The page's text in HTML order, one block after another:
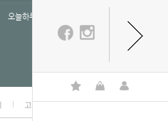
오늘하루 열지않음
고객센터 ㅣ